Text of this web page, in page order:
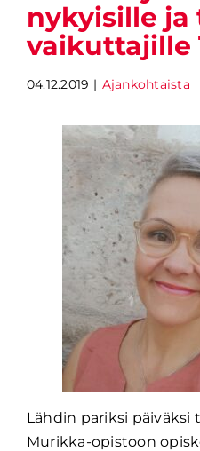
nykyisille ja
vaikuttajille
04.12.2019 | Ajankohtaista
Lähdin pariksi päiväksi
Murikka-opistoon